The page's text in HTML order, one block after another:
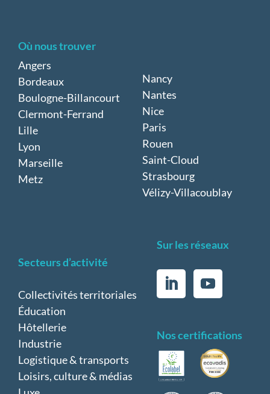
Où nous trouver
Angers
Bordeaux
Boulogne-Billancourt
Clermont-Ferrand
Lille
Lyon
Marseille
Metz
Nancy
Nantes
Nice
Paris
Rouen
Saint-Cloud
Strasbourg
Vélizy-Villacoublay
Secteurs d’activité
Collectivités territoriales
Éducation
Hôtellerie
Industrie
Logistique & transports
Loisirs, culture & médias
Sur les réseaux
Nos certifications